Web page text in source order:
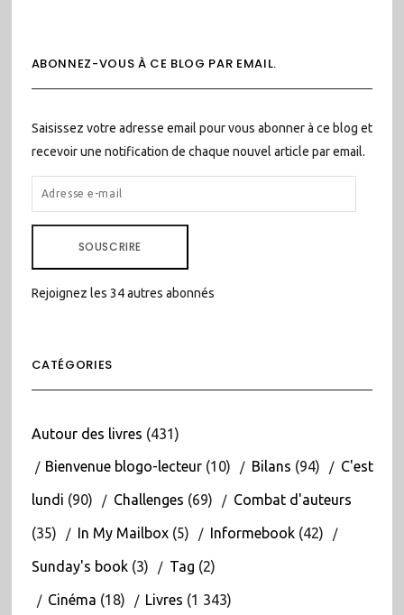
ABONNEZ-VOUS À CE BLOG PAR EMAIL.
Saisissez votre adresse email pour vous abonner à ce blog et
recevoir une notification de chaque nouvel article par email.
ADRESSE
E-
SOUSCRIRE
Rejoignez les 34 autres abonnés
CATÉGORIES
Autour des livres (431)
Bienvenue blogo-lecteur(10) Bilans (94) C'est
lundi (90) Challenges (69) Combat d'auteurs
(35) In My Mailbox(5) Informebook(42)
Sunday's book(3) Tag (2)
Cinéma (18) Livres (1 343)